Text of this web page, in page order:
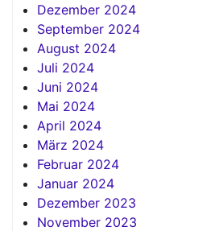
Dezember 2024
September 2024
August 2024
Juli 2024
Juni 2024
Mai 2024
April 2024
März 2024
Februar 2024
Januar 2024
Dezember 2023
November 2023